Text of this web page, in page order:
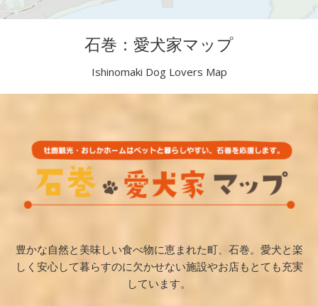
石巻：愛犬家マップ
Ishinomaki Dog Lovers Map
豊かな自然と美味しい食べ物に恵まれた町、石巻。愛犬と楽
しく安心して暮らすのに欠かせない施設やお店もとても充実
しています。